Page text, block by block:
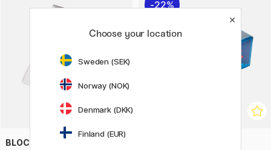
BLOCKX
22%
Choose your location
Sweden (SEK)
Norway (NOK)
Denmark (DKK)
Finland (EUR)